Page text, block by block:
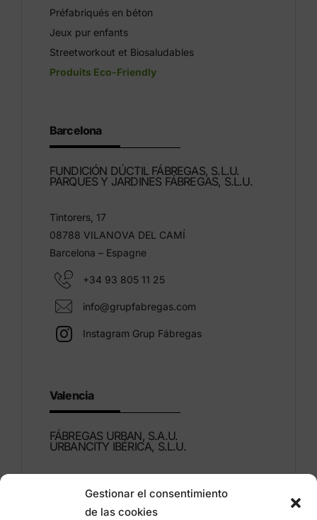
Gestionar el consentimiento
de las cookies
Préfabriqués en béton
Jeux pur enfants
Streetworkout et Biosaludables
Produits Eco-Friendly
Barcelona
FUNDICIÓN DÚCTIL FÁBREGAS, S.L.U.
PARQUES Y JARDINES FÁBREGAS, S.L.U.
Tintorers, 17
08788 VILANOVA DEL CAMÍ
Barcelona – Espagne
+34 93 805 11 25
info@grupfabregas.com
Instagram Grup Fábregas
Valencia
FÁBREGAS URBAN, S.A.U.
URBANCITY IBÉRICA, S.L.U.
46960 ALDAIA
Valencia – Espagne